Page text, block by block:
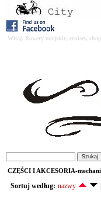
Witaj. Rowery miejskie, cruiser,
CZĘŚCI I AKCESORIA-
Sortuj według: nazwy